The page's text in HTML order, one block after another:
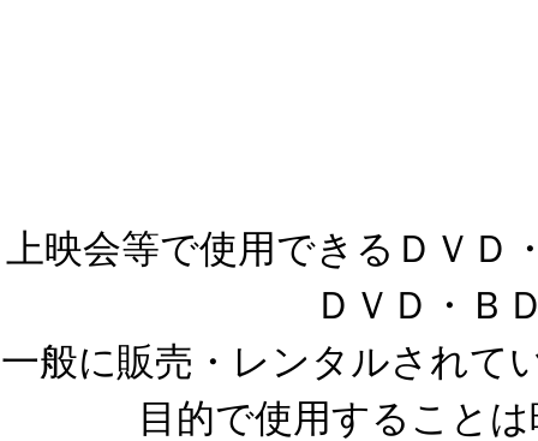
上映会等で使用できるＤＶＤ
ＤＶＤ・Ｂ
一般に販売・レンタルされて
目的で使用すること